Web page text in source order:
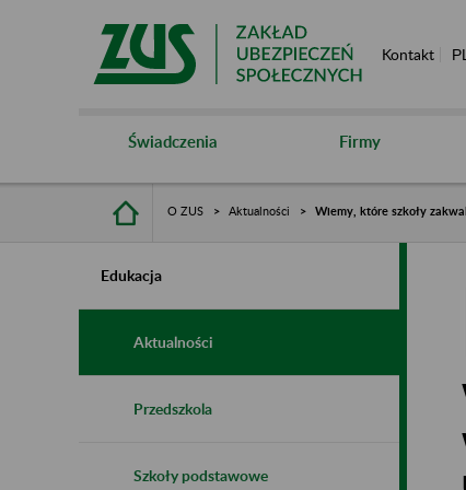
Kontakt
Świadczenia Firmy
O ZUS Aktualności Wiemy, które szkoły
Edukacja
Aktualności
Przedszkola
Szkoły podstawowe